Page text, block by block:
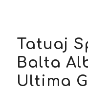
Tatuaj
Balta
Ultima